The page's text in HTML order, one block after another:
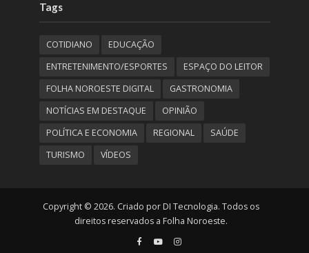
Tags
COTIDIANO
EDUCAÇÃO
ENTRETENIMENTO/ESPORTES
ESPAÇO DO LEITOR
FOLHA NOROESTE DIGITAL
GASTRONOMIA
NOTÍCIAS EM DESTAQUE
OPINIÃO
POLÍTICA E ECONOMIA
REGIONAL
SAÚDE
TURISMO
VÍDEOS
Copyright © 2026. Criado por DI Tecnologia. Todos os
direitos reservados a Folha Noroeste.